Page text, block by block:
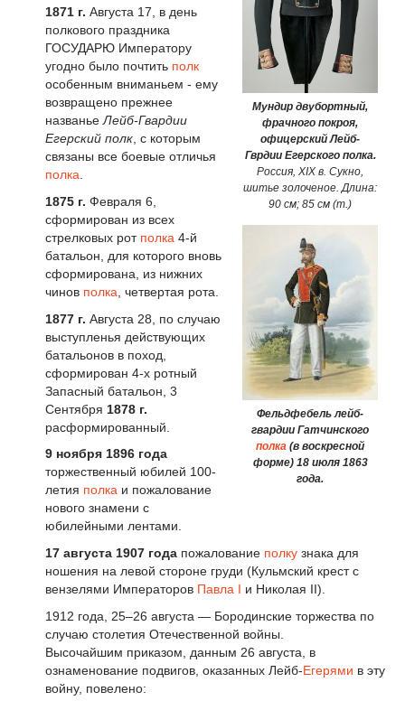
Мундир двубортный,
фрачного покроя,
офицерский Лейб-
Гврдии Егерского полка.
Россия, XIX в. Сукно,
шитье золоченое. Длина:
90 см; 85 см (т.)
Фельдфебель лейб-
гвардии Гатчинского
полка (в воскресной
форме) 18 июля 1863
года.
1871 г. Августа 17, в день
полкового праздника
ГОСУДАРЮ Императору
угодно было почтить полк
особенным вниманьем - ему
возвращено прежнее
названье Лейб-Гвардии
Егерский полк , с которым
связаны все боевые отличья
полка
1875 г. Февраля 6,
сформирован из всех
стрелковых рот полка 4-й
батальон, для которого вновь
сформирована, из нижних
чинов полка , четвертая рота.
1877 г. Августа 28, по случаю
выступленья действующих
батальонов в поход,
сформирован 4-х ротный
Запасный батальон, 3
Сентября 1878 г.
расформированный.
9 ноября 1896 года
торжественный юбилей 100-
летия полка и пожалование
нового знамени с
юбилейными лентами.
17 августа 1907 года пожалование полку знака для
ношения на левой стороне груди (Кульмский крест с
вензелями Императоров Павла I и Николая II).
1912 года, 25–26 августа — Бородинские торжества по
случаю столетия Отечественной войны.
Высочайшим приказом, данным 26 августа, в
ознаменование подвигов, оказанных Лейб-Егерями в эту
войну, повелено: